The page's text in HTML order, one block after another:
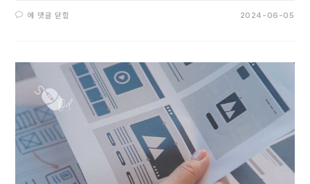
에 댓글 닫힘 2024-06-05